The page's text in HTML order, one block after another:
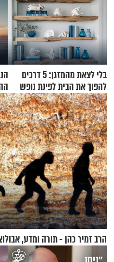
בלי לצאת מהמזגן: 5 דרכים
להפוך את הבית לפינת נופש
מעוצבת
הרב זמיר כהן - תורה ומדע,